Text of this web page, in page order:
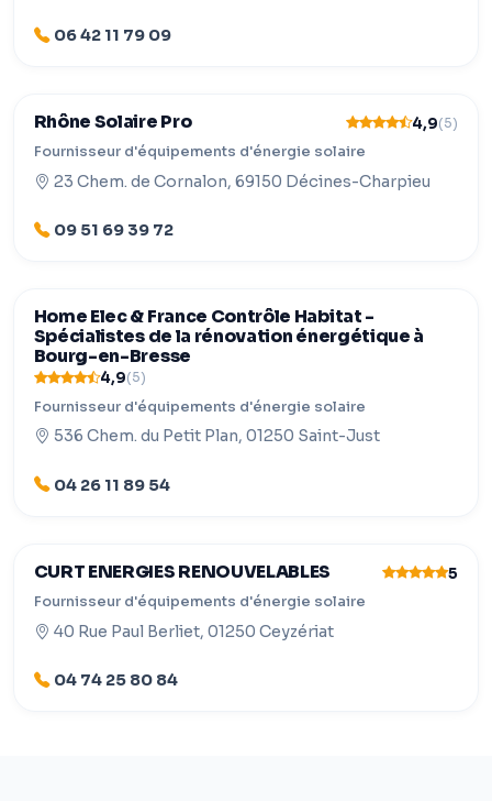
06 42 11 79 09
Rhône Solaire Pro 4,9(5)
Fournisseur d'équipements d'énergie solaire
23 Chem. de Cornalon, 69150 Décines-Charpieu
09 51 69 39 72
Home Elec & France Contrôle Habitat -
Spécialistes de la rénovation énergétique à
Bourg-en-Bresse
4,9(5)
Fournisseur d'équipements d'énergie solaire
536 Chem. du Petit Plan, 01250 Saint-Just
04 26 11 89 54
CURT ENERGIES RENOUVELABLES 5
Fournisseur d'équipements d'énergie solaire
40 Rue Paul Berliet, 01250 Ceyzériat
04 74 25 80 84